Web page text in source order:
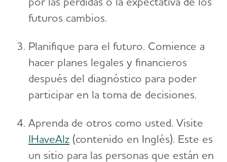
futuros cambios.
Planifique para el futuro. Comience a
hacer planes legales y financieros
después del diagnóstico para poder
participar en la toma de decisiones.
Aprenda de otros como usted. Visite
IHaveAlz (contenido en Inglés). Este es
un sitio para las personas que están en